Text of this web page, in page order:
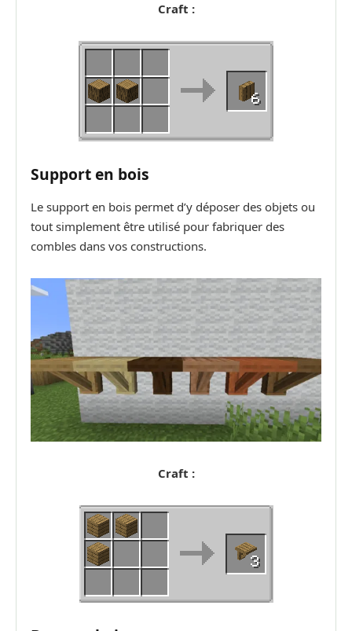
Craft :
Support en bois
Le support en bois permet d’y déposer des objets ou
tout simplement être utilisé pour fabriquer des
combles dans vos constructions.
Craft :